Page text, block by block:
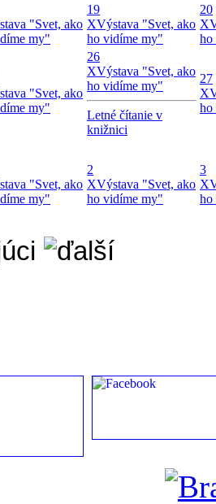
"Svet, ako
my"
19
XVýstava "Svet, ako
ho vidíme my"
20
X
ho
"Svet, ako
my"
26
XVýstava "Svet, ako
ho vidíme my"
Letné čítanie v
knižnici
27
X
ho
"Svet, ako
my"
2
XVýstava "Svet, ako
ho vidíme my"
3
X
ho